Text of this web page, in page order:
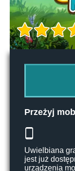
Przeżyj
Uwielbiana
jest już
urządzenia